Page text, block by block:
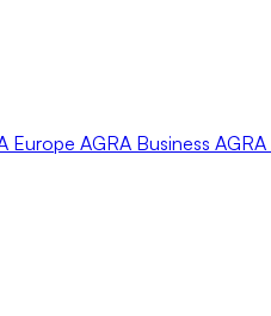
Europe AGRA Business AGRA